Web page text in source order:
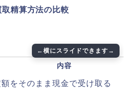
精算方法の比較
内容
をそのまま現金で受け取る